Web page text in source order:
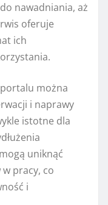
nawadniania, aż
oferuje
ich
można
i naprawy
istotne dla
uniknąć
pracy, co
i